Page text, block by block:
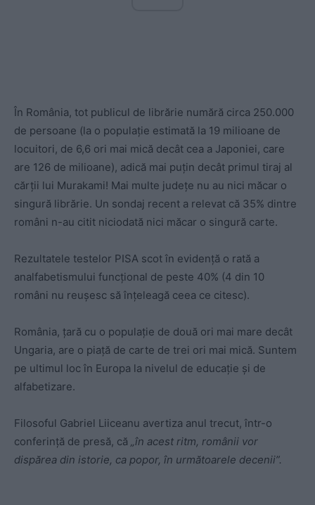
În România, tot publicul de librărie numără circa 250.000
de persoane (la o populație estimată la 19 milioane de
locuitori, de 6,6 ori mai mică decât cea a Japoniei, care
are 126 de milioane), adică mai puțin decât primul tiraj al
cărții lui Murakami! Mai multe județe nu au nici măcar o
singură librărie. Un sondaj recent a relevat că 35% dintre
români n-au citit niciodată nici măcar o singură carte.
Rezultatele testelor PISA scot în evidență o rată a
analfabetismului funcțional de peste 40% (4 din 10
români nu reușesc să înțeleagă ceea ce citesc).
România, țară cu o populație de două ori mai mare decât
Ungaria, are o piață de carte de trei ori mai mică. Suntem
pe ultimul loc în Europa la nivelul de educație și de
alfabetizare.
Filosoful Gabriel Liiceanu avertiza anul trecut, într-o
conferință de presă, că
„în acest ritm, românii vor
dispărea din istorie, ca popor, în următoarele decenii”.